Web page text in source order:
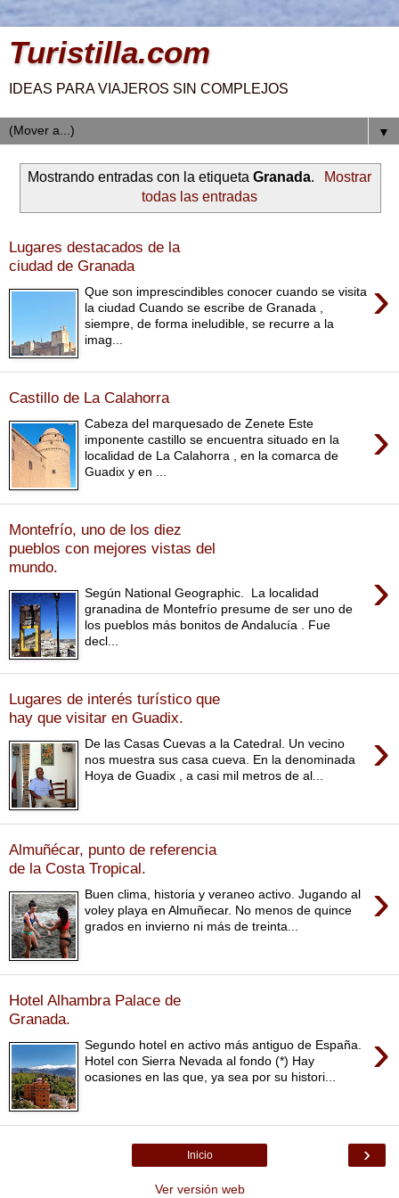
Turistilla.com
IDEAS PARA VIAJEROS SIN COMPLEJOS
▼
Mostrando entradas con la etiquetaGranada.
Mostrar
todas las entradas
Lugares destacados de la
ciudad de Granada
›
Que son imprescindibles conocer cuando se visita
la ciudad Cuando se escribe de Granada ,
siempre, de forma ineludible, se recurre a la
imag...
Castillo de La Calahorra
›
Cabeza del marquesado de Zenete Este
imponente castillo se encuentra situado en la
localidad de La Calahorra , en la comarca de
Guadix y en ...
Montefrío, uno de los diez
pueblos con mejores vistas del
mundo.
›
Según National Geographic. La localidad
granadina de Montefrío presume de ser uno de
los pueblos más bonitos de Andalucía . Fue
decl...
Lugares de interés turístico que
hay que visitar en Guadix.
›
De las Casas Cuevas a la Catedral. Un vecino
nos muestra sus casa cueva. En la denominada
Hoya de Guadix , a casi mil metros de al...
Almuñécar, punto de referencia
de la Costa Tropical.
›
Buen clima, historia y veraneo activo. Jugando al
voley playa en Almuñecar. No menos de quince
grados en invierno ni más de treinta...
Hotel Alhambra Palace de
Granada.
›
Segundo hotel en activo más antiguo de España.
Hotel con Sierra Nevada al fondo (*) Hay
ocasiones en las que, ya sea por su histori...
›
Inicio
Ver versión web